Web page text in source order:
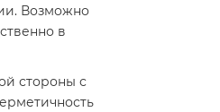
Возможно
в
стороны с